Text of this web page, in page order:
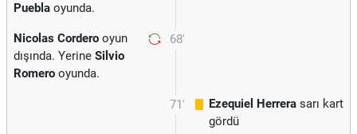
Puebla oyunda.
68'
Nicolas Cordero oyun
dışında. Yerine Silvio
Romero oyunda.
71' Ezequiel Herrera sarı kart
gördü